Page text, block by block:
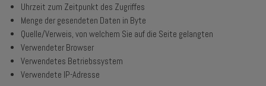
Uhrzeit zum Zeitpunkt des Zugriffes
Menge der gesendeten Daten in Byte
Quelle/Verweis, von welchem Sie auf die Seite gelangten
Verwendeter Browser
Verwendetes Betriebssystem
Verwendete IP-Adresse